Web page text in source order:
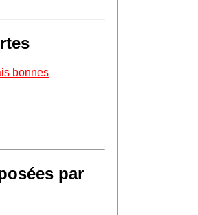
bonnes
par